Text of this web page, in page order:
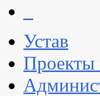
Устав